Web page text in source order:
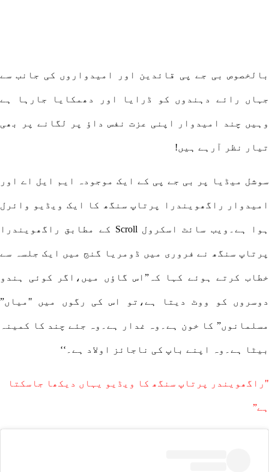
بالخصوص بی جے پی قائدین اور امیدواروں کی جانب سے
جہاں رائے دہندوں کو ڈرایا اور دھمکایا جارہا ہے
وہیں چند امیدوار اپنی عزت نفس داؤ پر لگانے پر بھی
تیار نظر آرہے ہیں!
سوشل میڈیا پر بی جے پی کے ایک موجودہ ایم ایل اے اور
امیدوار راگھویندرا پرتاپ سنگھ کا ایک ویڈیو وائرل
ہوا ہے۔ویب سائٹ اسکرول Scroll کے مطابق راگھویندرا
پرتاپ سنگھ نے فروری میں ڈومریا گنج میں ایک جلسہ سے
خطاب کرتے ہوئے کہا کہ”اس گاؤں میں،اگر کوئی ہندو
دوسروں کو ووٹ دیتا ہے،تو اس کی رگوں میں "میاں”
مسلمانوں” کا خون ہے۔وہ غدار ہے۔وہ جئے چند کا کمینہ
بیٹا ہے۔وہ اپنے باپ کی ناجائز اولاد ہے۔‘‘
" راگھویندر پرتاپ سنگھ کا ویڈیو یہاں دیکھا جاسکتا
ہے”